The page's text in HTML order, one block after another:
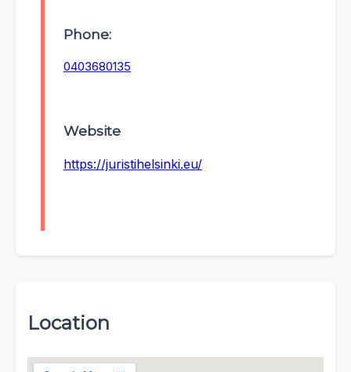
Phone:
0403680135
Website
https://juristihelsinki.eu/
Location